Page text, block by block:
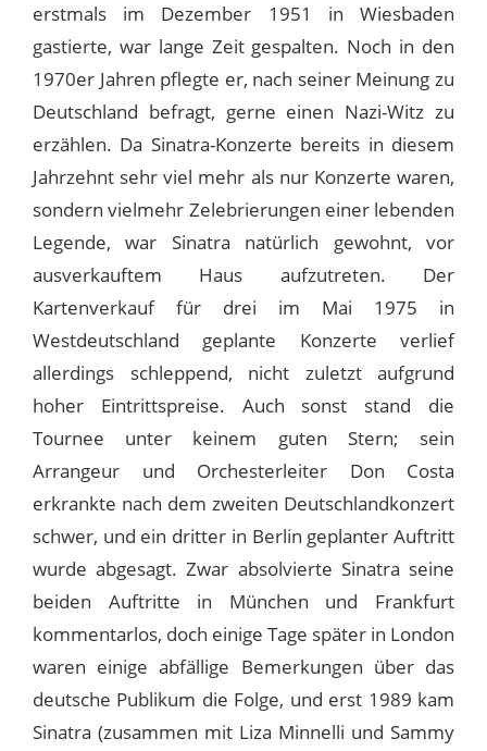
erstmals im Dezember 1951 in Wiesbaden
gastierte, war lange Zeit gespalten. Noch in den
1970er Jahren pflegte er, nach seiner Meinung zu
Deutschland befragt, gerne einen Nazi-Witz zu
erzählen. Da Sinatra-Konzerte bereits in diesem
Jahrzehnt sehr viel mehr als nur Konzerte waren,
sondern vielmehr Zelebrierungen einer lebenden
Legende, war Sinatra natürlich gewohnt, vor
ausverkauftem Haus aufzutreten. Der
Kartenverkauf für drei im Mai 1975 in
Westdeutschland geplante Konzerte verlief
allerdings schleppend, nicht zuletzt aufgrund
hoher Eintrittspreise. Auch sonst stand die
Tournee unter keinem guten Stern; sein
Arrangeur und Orchesterleiter Don Costa
erkrankte nach dem zweiten Deutschlandkonzert
schwer, und ein dritter in Berlin geplanter Auftritt
wurde abgesagt. Zwar absolvierte Sinatra seine
beiden Auftritte in München und Frankfurt
kommentarlos, doch einige Tage später in London
waren einige abfällige Bemerkungen über das
deutsche Publikum die Folge, und erst 1989 kam
Sinatra (zusammen mit Liza Minnelli und Sammy